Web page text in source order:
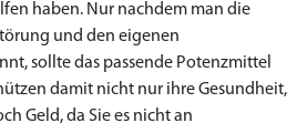
haben. Nur nachdem man die
und den eigenen
sollte das passende Potenzmittel
damit nicht nur ihre Gesundheit,
Geld, da Sie es nicht an